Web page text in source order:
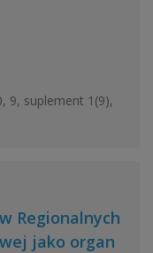
9, suplement 1(9),
Regionalnych
jako organ